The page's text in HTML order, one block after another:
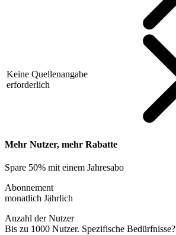
Keine Quellenangabe
erforderlich
Mehr Nutzer, mehr Rabatte
Spare 50% mit einem Jahresabo
Abonnement
monatlich Jährlich
Anzahl der Nutzer
Bis zu 1000 Nutzer. Spezifische Bedürfnisse?